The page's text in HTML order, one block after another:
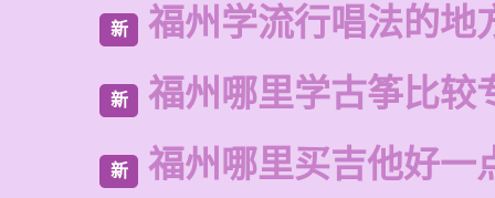
新 福州学流行唱法的地
新 福州哪里学古筝比较
新 福州哪里买吉他好一